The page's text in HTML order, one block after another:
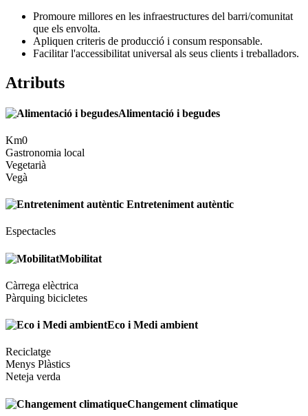
Promoure millores en les infraestructures del barri/comunitat
que els envolta.
Apliquen criteris de producció i consum responsable.
Facilitar l'accessibilitat universal als seus clients i treballadors.
Atributs
Alimentació i begudes
Km0
Gastronomia local
Vegetarià
Vegà
Entreteniment autèntic
Espectacles
Mobilitat
Càrrega elèctrica
Pàrquing bicicletes
Eco i Medi ambient
Reciclatge
Menys Plàstics
Neteja verda
Changement climatique